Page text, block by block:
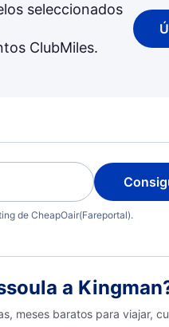
seleccionados
ClubMiles.
de CheapOair(Fareportal).
a
meses baratos para viajar,